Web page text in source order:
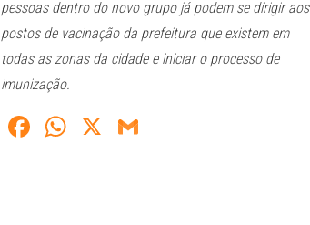
pessoas dentro do novo grupo já podem se dirigir aos
postos de vacinação da prefeitura que existem em
todas as zonas da cidade e iniciar o processo de
imunização.
Fa
W
X